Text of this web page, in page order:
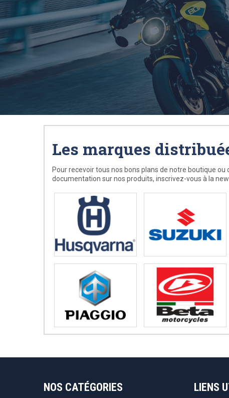
Les marques
Pour recevoir tous nos bons plans de notre boutique
documentation sur nos produits, inscrivez-vous à la
NOS CATÉGORIES LIENS